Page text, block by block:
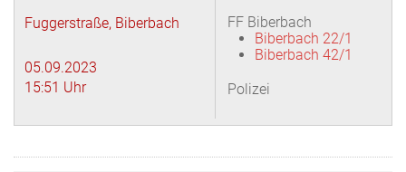
Fuggerstraße, Biberbach
05.09.2023
15:51 Uhr
FF Biberbach
Biberbach 22/1
Biberbach 42/1
Polizei